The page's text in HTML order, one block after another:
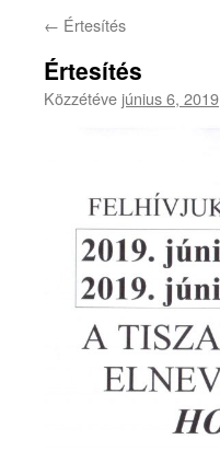
← Értesítés
Értesítés
Közzétéve június 6, 2019